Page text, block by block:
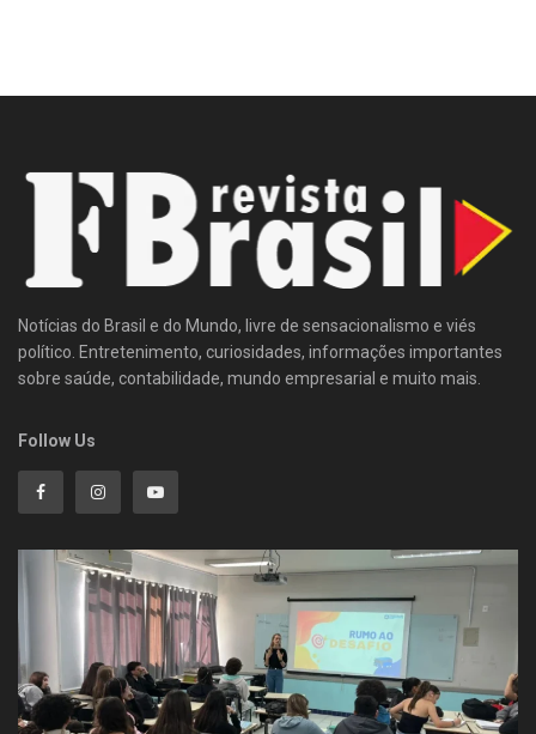
Notícias do Brasil e do Mundo, livre de sensacionalismo e viés
político. Entretenimento, curiosidades, informações importantes
sobre saúde, contabilidade, mundo empresarial e muito mais.
Follow Us